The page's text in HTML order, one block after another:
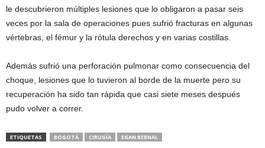
le descubrieron múltiples lesiones que lo obligaron a pasar seis
veces por la sala de operaciones pues sufrió fracturas en algunas
vértebras, el fémur y la rótula derechos y en varias costillas.
Además sufrió una perforación pulmonar como consecuencia del
choque, lesiones que lo tuvieron al borde de la muerte pero su
recuperación ha sido tan rápida que casi siete meses después
pudo volver a correr.
ETIQUETAS BOGOTÁ CIRUGÍA EGAN BERNAL